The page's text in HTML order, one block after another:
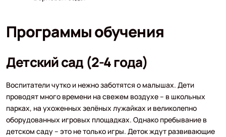
Программы обучения
Детский сад (2-4 года)
Воспитатели чутко и нежно заботятся о малышах. Дети
проводят много времени на свежем воздухе – в школьных
парках, на ухоженных зелёных лужайках и великолепно
оборудованных игровых площадках. Однако пребывание в
детском саду – это не только игры. Деток ждут развивающие